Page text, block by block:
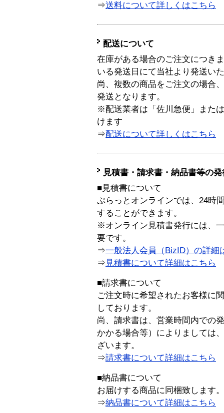
⇒送料について詳しくはこちら
配送について
在庫がある場合のご注文につき
いる発送日にて当社より発送い
尚、複数の商品をご注文の場合
発送となります。
※配送業者は「佐川急便」また
けます
⇒配送について詳しくはこちら
見積書・請求書・納品書等の
■見積書について
ぷらっとオンラインでは、24時
することができます。
※オンライン見積書発行には、
要です。
⇒一般法人会員（BizID）の詳細
⇒ 見積書について詳細はこちら
■請求書について
ご注文時に希望されたお客様に
しております。
尚、請求書は、営業時間内での
かかる場合等）によりましては
ざいます。
⇒請求書について詳細はこちら
■納品書について
お届けする商品に同梱致します。
⇒納品書について詳細はこちら